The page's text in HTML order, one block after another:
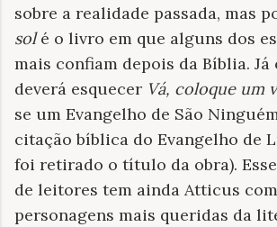
sobre a realidade passada, mas
solé o livro em que alguns dos
mais confiam depois da Bíblia.
deverá esquecer Vá, coloque um
se um Evangelho de São
citação bíblica do Evangelho de
foi retirado o título da obra).
de leitores tem ainda Atticus
personagens mais queridas da